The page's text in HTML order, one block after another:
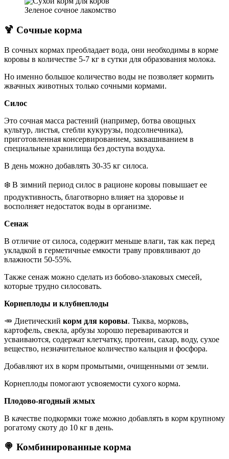
Зеленое сочное лакомство
🍹 Сочные корма
В сочных кормах преобладает вода, они необходимы в корме
коровы в количестве 5-7 кг в сутки для образования молока.
Но именно большое количество воды не позволяет кормить
жвачных животных только сочными кормами.
Силос
Это сочная масса растений (например, ботва овощных
культур, листья, стебли кукурузы, подсолнечника),
приготовленная консервированием, заквашиванием в
специальные хранилища без доступа воздуха.
В день можно добавлять 30-35 кг силоса.
❄️ В зимний период силос в рационе коровы повышает ее
продуктивность, благотворно влияет на здоровье и
восполняет недостаток воды в организме.
Сенаж
В отличие от силоса, содержит меньше влаги, так как перед
укладкой в герметичные емкости траву провяливают до
влажности 50-55%.
Также сенаж можно сделать из бобово-злаковых смесей,
которые трудно силосовать.
Корнеплоды и клубнеплоды
🥕 Диетический корм для коровы. Тыква, морковь,
картофель, свекла, арбузы хорошо перевариваются и
усваиваются, содержат клетчатку, протеин, сахар, воду, сухое
вещество, незначительное количество кальция и фосфора.
Добавляют их в корм промытыми, очищенными от земли.
Корнеплоды помогают усвояемости сухого корма.
Плодово-ягодный жмых
В качестве подкормки тоже можно добавлять в корм крупному
рогатому скоту до 10 кг в день.
🍭 Комбинированные корма